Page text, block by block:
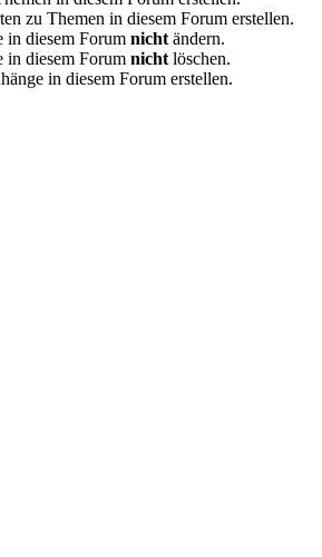
zu Themen in diesem Forum erstellen.
in diesem Forum nicht ändern.
in diesem Forum nicht löschen.
in diesem Forum erstellen.